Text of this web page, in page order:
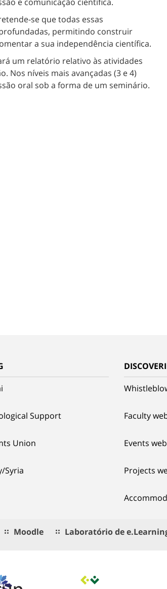
se que todas essas
permitindo construir
a sua independência científica.
um relatório relativo às atividades
Nos níveis mais avançadas (3 e 4)
oral sob a forma de um seminário.
Support
Union
Syria
Faculty
Events
Projects
Moodle Laboratório de